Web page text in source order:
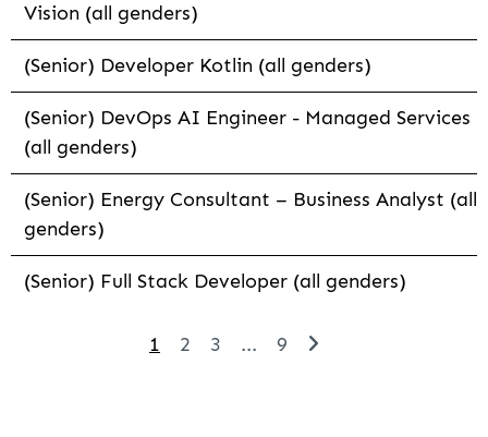
Vision (all genders)
(Senior) Developer Kotlin (all genders)
(Senior) DevOps AI Engineer - Managed Services
(all genders)
(Senior) Energy Consultant – Business Analyst (all
genders)
(Senior) Full Stack Developer (all genders)
1 2 3 ... 9